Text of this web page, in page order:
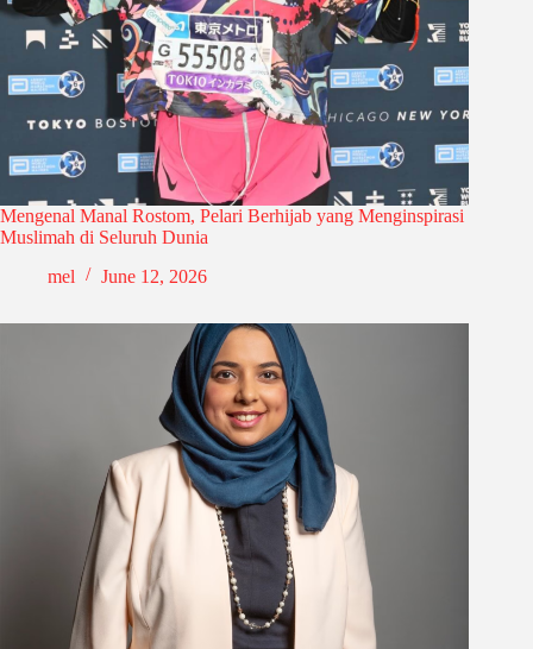
Mengenal Manal Rostom, Pelari Berhijab yang Menginspirasi
Muslimah di Seluruh Dunia
mel
June 12, 2026